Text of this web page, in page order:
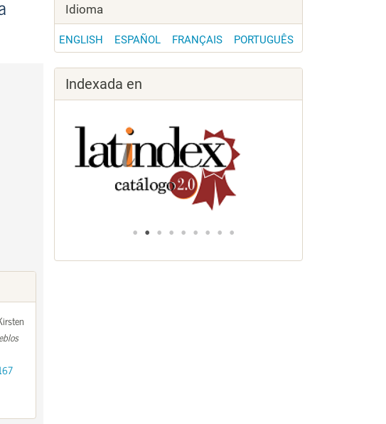
Idioma
ENGLISH ESPAÑOL FRANÇAIS PORTUGUÊS
Indexada en